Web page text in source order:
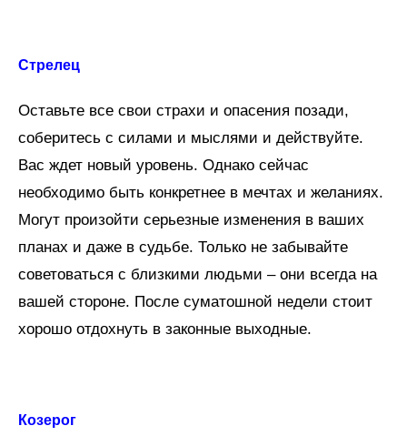
Стрелец
Оставьте все свои страхи и опасения позади,
соберитесь с силами и мыслями и действуйте.
Вас ждет новый уровень. Однако сейчас
необходимо быть конкретнее в мечтах и желаниях.
Могут произойти серьезные изменения в ваших
планах и даже в судьбе. Только не забывайте
советоваться с близкими людьми – они всегда на
вашей стороне. После суматошной недели стоит
хорошо отдохнуть в законные выходные.
Козерог